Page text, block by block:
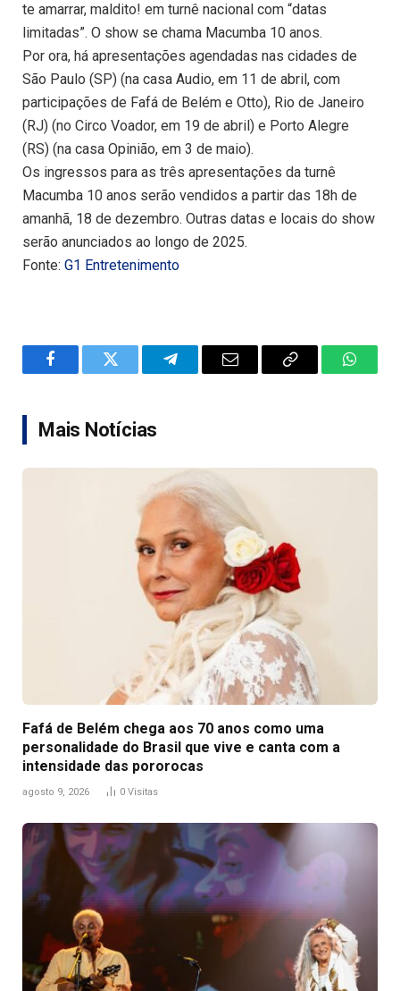
te amarrar, maldito! em turnê nacional com “datas
limitadas”. O show se chama Macumba 10 anos.
Por ora, há apresentações agendadas nas cidades de
São Paulo (SP) (na casa Audio, em 11 de abril, com
participações de Fafá de Belém e Otto), Rio de Janeiro
(RJ) (no Circo Voador, em 19 de abril) e Porto Alegre
(RS) (na casa Opinião, em 3 de maio).
Os ingressos para as três apresentações da turnê
Macumba 10 anos serão vendidos a partir das 18h de
amanhã, 18 de dezembro. Outras datas e locais do show
serão anunciados ao longo de 2025.
Fonte: G1 Entretenimento
FacebookTwitter TelegramEmail
Copy
Mais Notícias
Fafá de Belém chega aos 70 anos como uma
personalidade do Brasil que vive e canta com a
intensidade das pororocas
agosto 9, 2026 0 Visitas